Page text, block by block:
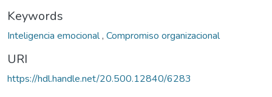
Keywords
Inteligencia emocional, Compromiso organizacional
URI
https://hdl.handle.net/20.500.12840/6283